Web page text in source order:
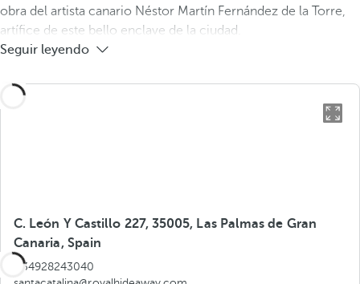
obra del artista canario Néstor Martín Fernández de la Torre,
artífice de este bello enclave de la ciudad.
Seguir leyendo
C. León Y Castillo 227, 35005, Las Palmas de Gran
Canaria, Spain
+34928243040